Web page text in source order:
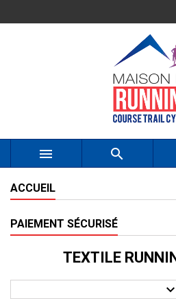
 
ACCUEIL
PAIEMENT SÉCURISÉ
TEXTILE
